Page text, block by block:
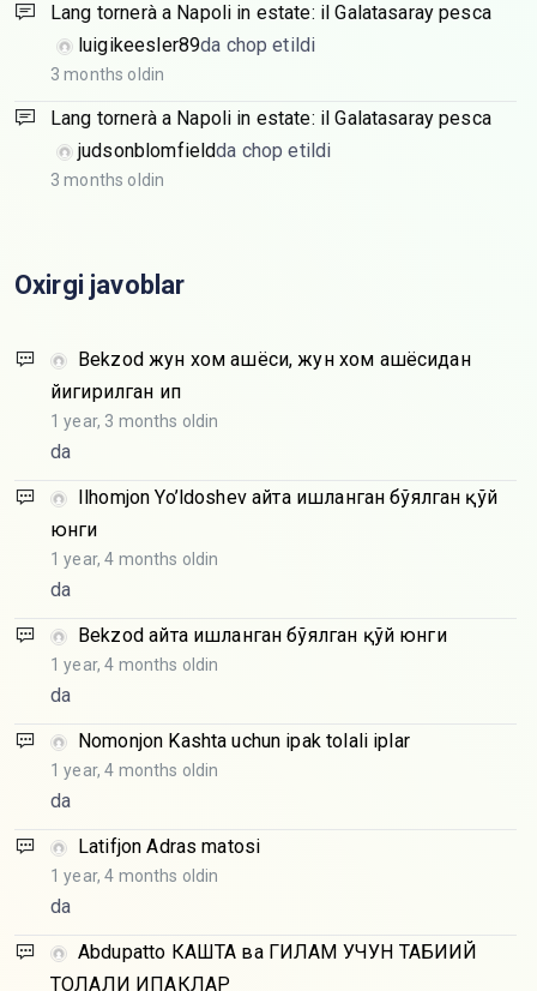
Lang tornerà a Napoli in estate: il Galatasaray pesca
luigikeesler89da chop etildi
3 months oldin
Lang tornerà a Napoli in estate: il Galatasaray pesca
judsonblomfieldda chop etildi
3 months oldin
Oxirgi javoblar
Bekzod жун хом ашёси, жун хом ашёсидан
йигирилган ип
1 year, 3 months oldin
da
Ilhomjon Yo’ldoshev Қайта ишланган бўялган қўй
юнги
1 year, 4 months oldin
da
Bekzod Қайта ишланган бўялган қўй юнги
1 year, 4 months oldin
da
Nomonjon Kashta uchun ipak tolali iplar
1 year, 4 months oldin
da
Latifjon Adras matosi
1 year, 4 months oldin
da
Abdupatto КАШТА ва ГИЛАМ УЧУН ТАБИИЙ
ТОЛАЛИ ИПАКЛАР